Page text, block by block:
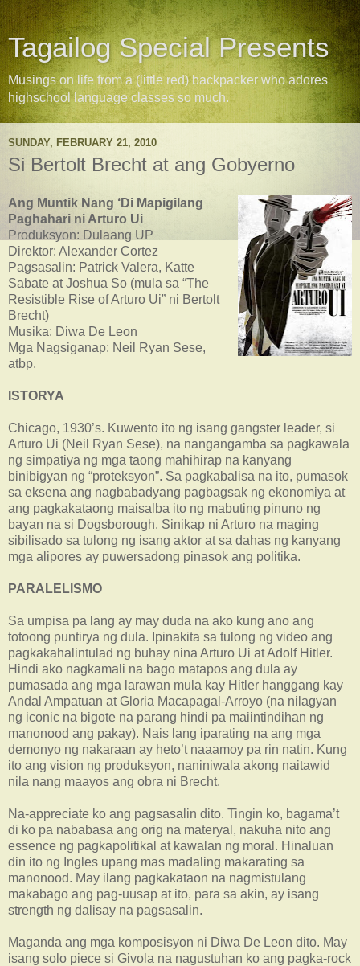
Tagailog Special Presents
Musings on life from a (little red) backpacker who adores
highschool language classes so much.
SUNDAY, FEBRUARY 21, 2010
Si Bertolt Brecht at ang Gobyerno
Ang Muntik Nang ‘Di Mapigilang
Paghahari ni Arturo Ui
Produksyon: Dulaang UP
Direktor: Alexander Cortez
Pagsasalin: Patrick Valera, Katte
Sabate at Joshua So (mula sa “The
Resistible Rise of Arturo Ui” ni Bertolt
Brecht)
Musika: Diwa De Leon
Mga Nagsiganap: Neil Ryan Sese,
atbp.
ISTORYA
Chicago, 1930’s. Kuwento ito ng isang gangster leader, si
Arturo Ui (Neil Ryan Sese), na nangangamba sa pagkawala
ng simpatiya ng mga taong mahihirap na kanyang
binibigyan ng “proteksyon”. Sa pagkabalisa na ito, pumasok
sa eksena ang nagbabadyang pagbagsak ng ekonomiya at
ang pagkakataong maisalba ito ng mabuting pinuno ng
bayan na si Dogsborough. Sinikap ni Arturo na maging
sibilisado sa tulong ng isang aktor at sa dahas ng kanyang
mga alipores ay puwersadong pinasok ang politika.
PARALELISMO
Sa umpisa pa lang ay may duda na ako kung ano ang
totoong puntirya ng dula. Ipinakita sa tulong ng video ang
pagkakahalintulad ng buhay nina Arturo Ui at Adolf Hitler.
Hindi ako nagkamali na bago matapos ang dula ay
pumasada ang mga larawan mula kay Hitler hanggang kay
Andal Ampatuan at Gloria Macapagal-Arroyo (na nilagyan
ng iconic na bigote na parang hindi pa maiintindihan ng
manonood ang pakay). Nais lang iparating na ang mga
demonyo ng nakaraan ay heto’t naaamoy pa rin natin. Kung
ito ang vision ng produksyon, naniniwala akong naitawid
nila nang maayos ang obra ni Brecht.
Na-appreciate ko ang pagsasalin dito. Tingin ko, bagama’t
di ko pa nababasa ang orig na materyal, nakuha nito ang
essence ng pagkapolitikal at kawalan ng moral. Hinaluan
din ito ng Ingles upang mas madaling makarating sa
manonood. May ilang pagkakataon na nagmistulang
makabago ang pag-uusap at ito, para sa akin, ay isang
strength ng dalisay na pagsasalin.
Maganda ang mga komposisyon ni Diwa De Leon dito. May
isang solo piece si Givola na nagustuhan ko ang pagka-rock